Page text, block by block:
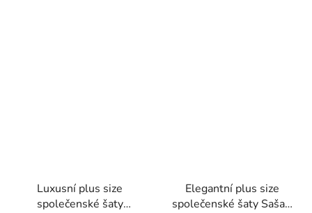
Luxusní plus size
společenské šaty
Elegantní plus size
společenské šaty Saša v